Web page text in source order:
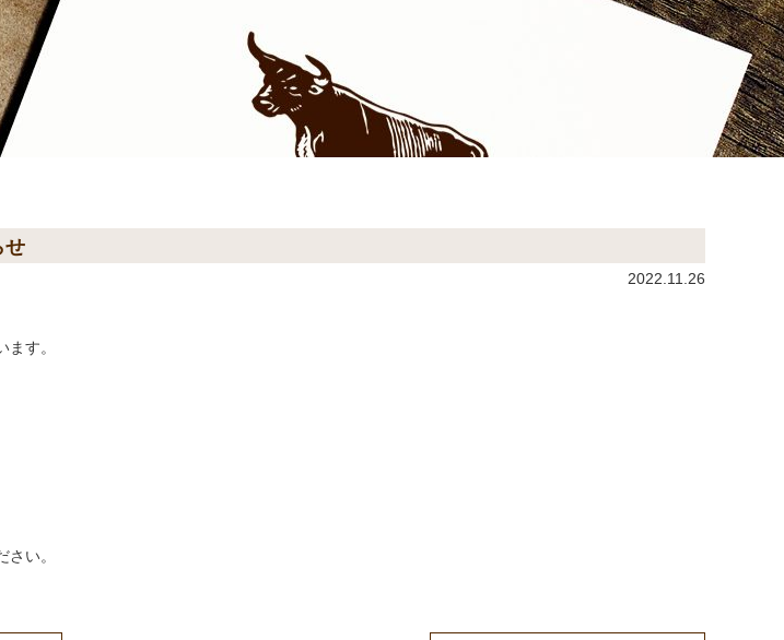
せ
2022.11.26
す。
い。